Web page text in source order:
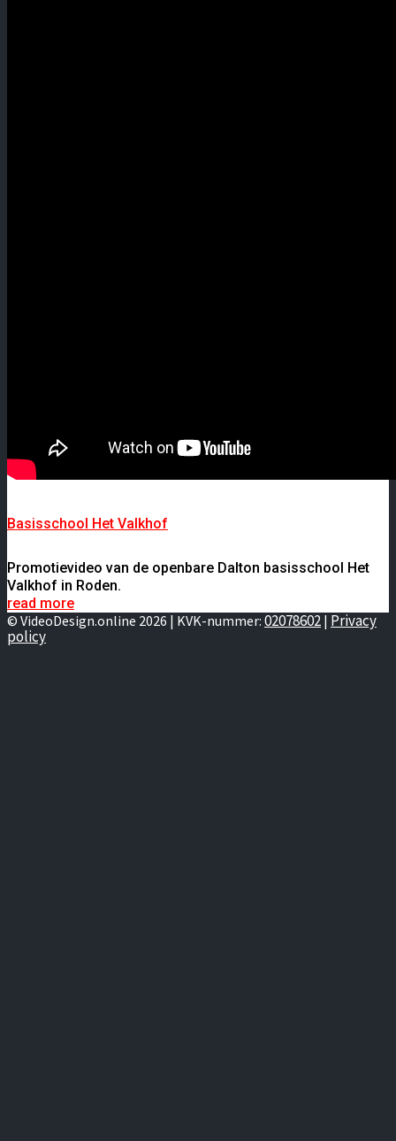
Basisschool Het Valkhof
Promotievideo van de openbare Dalton basisschool Het
Valkhof in Roden.
read more
© VideoDesign.online 2026 | KVK-nummer: 02078602 | Privacy
policy